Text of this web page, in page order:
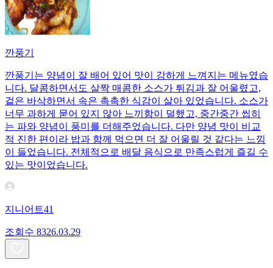
깐풍기
깐풍기는 양념이 잘 배어 있어 맛이 강하게 느껴지는 메뉴였습
니다. 달콤하면서도 살짝 매콤한 소스가 튀김과 잘 어울렸고,
겉은 바삭하면서 속은 촉촉한 식감이 살아 있었습니다. 소스가
너무 과하게 묻어 있지 않아 느끼함이 덜했고, 중간중간 씹히
는 파와 양념이 풍미를 더해주었습니다. 다만 양념 맛이 비교
적 진한 편이라 밥과 함께 먹으면 더 잘 어울릴 것 같다는 느낌
이 들었습니다. 전체적으로 배달 음식으로 만족스럽게 즐길 수
있는 맛이었습니다.
지니어트41
조회수 8326.03.29